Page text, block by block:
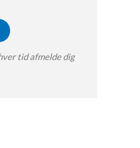
tid afmelde dig